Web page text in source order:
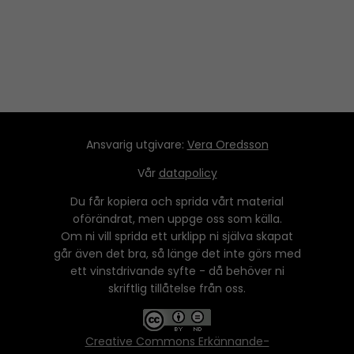
Ansvarig utgivare: Vera Oredsson
Vår datapolicy
Du får kopiera och sprida vårt material
oförändrat, men uppge oss som källa.
Om ni vill sprida ett urklipp ni själva skapat
går även det bra, så länge det inte görs med
ett vinstdrivande syfte - då behöver ni
skriftlig tillåtelse från oss.
Creative Commons Erkännande-